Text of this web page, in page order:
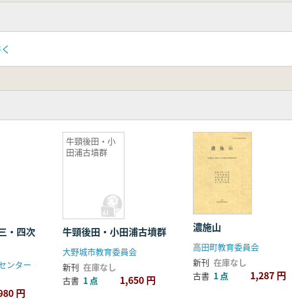
・四次
ンター
円
牛頸後田・小
田浦古墳群
牛頸後田・小田浦古墳群
大野城市教育委員会
新刊 在庫なし
古書 1 点 1,650 円
濃施山
高田町教育委員会
新刊 在庫なし
古書 1 点 1,287 円